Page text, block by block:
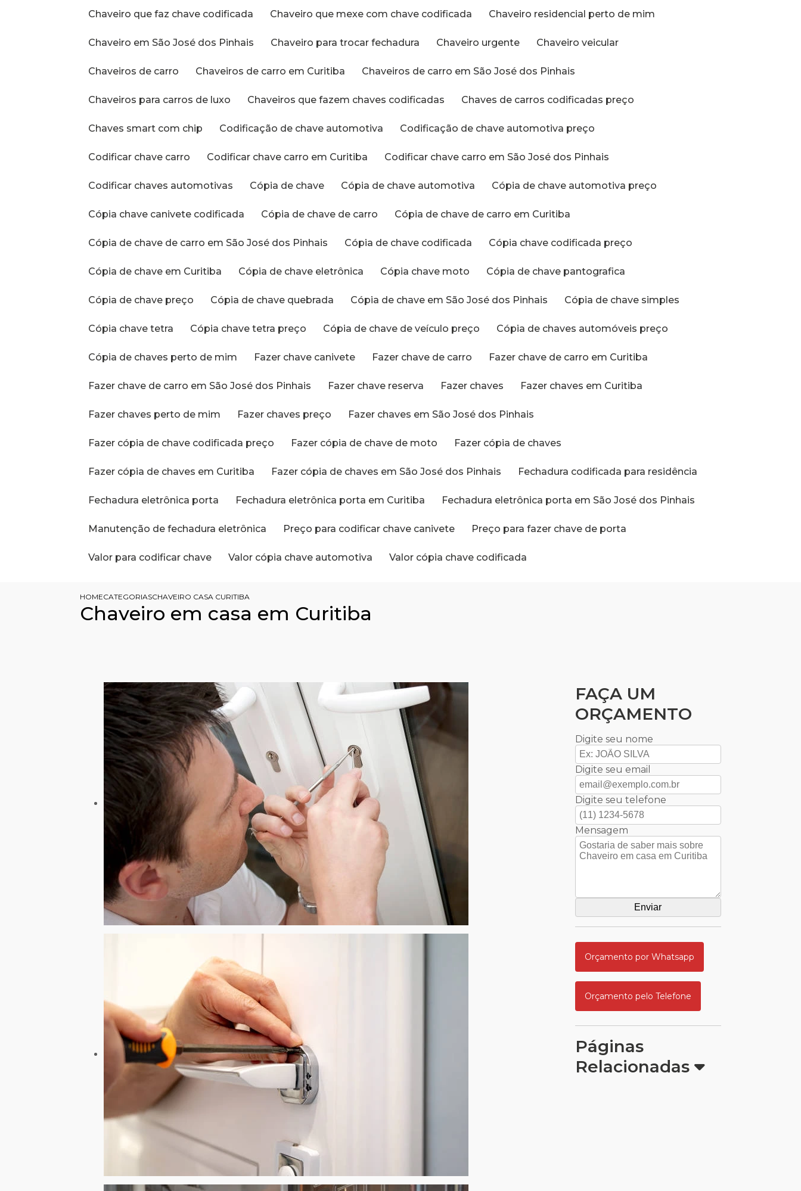
Chaveiro que faz chave codificada Chaveiro que mexe com chave codificada Chaveiro residencial perto de mim
Chaveiro em São José dos Pinhais Chaveiro para trocar fechadura Chaveiro urgente Chaveiro veicular
Chaveiros de carro Chaveiros de carro em Curitiba Chaveiros de carro em São José dos Pinhais
Chaveiros para carros de luxo Chaveiros que fazem chaves codificadas Chaves de carros codificadas preço
Chaves smart com chip Codificação de chave automotiva Codificação de chave automotiva preço
Codificar chave carro Codificar chave carro em Curitiba Codificar chave carro em São José dos Pinhais
Codificar chaves automotivas Cópia de chave Cópia de chave automotiva Cópia de chave automotiva preço
Cópia chave canivete codificada Cópia de chave de carro Cópia de chave de carro em Curitiba
Cópia de chave de carro em São José dos Pinhais Cópia de chave codificada Cópia chave codificada preço
Cópia de chave em Curitiba Cópia de chave eletrônica Cópia chave moto Cópia de chave pantografica
Cópia de chave preço Cópia de chave quebrada Cópia de chave em São José dos Pinhais Cópia de chave simples
Cópia chave tetra Cópia chave tetra preço Cópia de chave de veículo preço Cópia de chaves automóveis preço
Cópia de chaves perto de mim Fazer chave canivete Fazer chave de carro Fazer chave de carro em Curitiba
Fazer chave de carro em São José dos Pinhais Fazer chave reserva Fazer chaves Fazer chaves em Curitiba
Fazer chaves perto de mim Fazer chaves preço Fazer chaves em São José dos Pinhais
Fazer cópia de chave codificada preço Fazer cópia de chave de moto Fazer cópia de chaves
Fazer cópia de chaves em Curitiba Fazer cópia de chaves em São José dos Pinhais Fechadura codificada para residência
Fechadura eletrônica porta Fechadura eletrônica porta em Curitiba Fechadura eletrônica porta em São José dos Pinhais
Manutenção de fechadura eletrônica Preço para codificar chave canivete Preço para fazer chave de porta
Valor para codificar chave Valor cópia chave automotiva Valor cópia chave codificada
HOMECATEGORIASCHAVEIRO CASA CURITIBA
Chaveiro em casa em Curitiba
FAÇA UM
ORÇAMENTO
Digite seu nome
Digite seu email
Digite seu telefone
Mensagem
Orçamento por Whatsapp
Orçamento pelo Telefone
Páginas
Relacionadas